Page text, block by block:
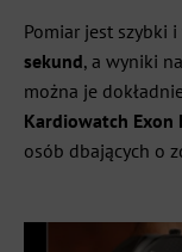
Pomiar jest szybki
sekund, a wyniki
można je
Kardiowatch Exon
osób dbających o